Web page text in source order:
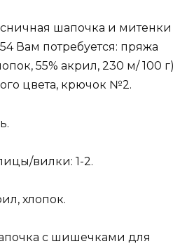
шапочка и митенки
Вам потребуется: пряжа
55% акрил, 230 м/ 100 г)
цвета, крючок №2.
вилки: 1-2.
хлопок.
с шишечками для